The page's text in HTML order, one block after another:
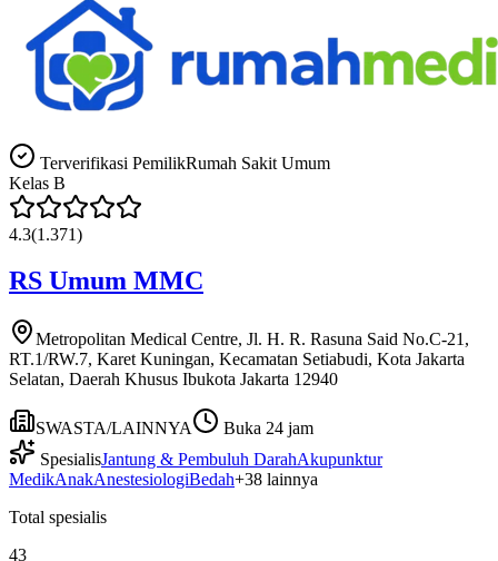
Terverifikasi PemilikRumah Sakit Umum
Kelas B
4.3(1.371)
RS Umum MMC
Metropolitan Medical Centre, Jl. H. R. Rasuna Said No.C-21,
RT.1/RW.7, Karet Kuningan, Kecamatan Setiabudi, Kota Jakarta
Selatan, Daerah Khusus Ibukota Jakarta 12940
SWASTA/LAINNYA
Buka 24 jam
SpesialisJantung & Pembuluh DarahAkupunktur
MedikAnakAnestesiologiBedah+38 lainnya
Total spesialis
43